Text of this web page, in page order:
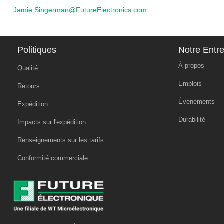
Jamie.Singerman@FutureElectronics.com
Politiques
Qualité
Retours
Expédition
Impacts sur l'expédition
Renseignements sur les tarifs
Conformité commerciale
Notre
À propos
Emplois
Événements
Durabilité